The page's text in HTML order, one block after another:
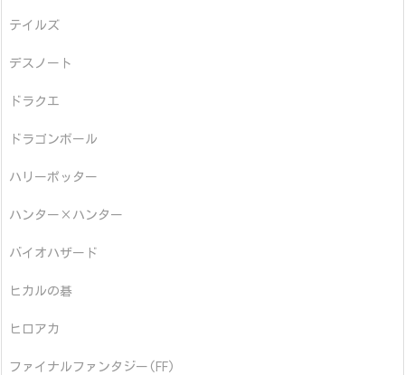
テイルズ
デスノート
ドラクエ
ドラゴンボール
ハリーポッター
ハンター×ハンター
バイオハザード
ヒカルの碁
ヒロアカ
ファイナルファンタジー(FF)